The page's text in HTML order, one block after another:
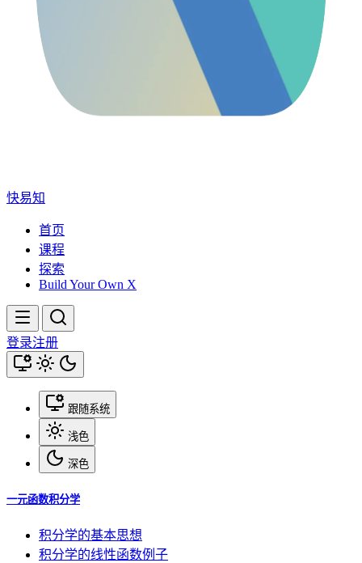
快易知
首页
课程
探索
Build Your Own X
登录注册
跟随系统
浅色
深色
一元函数积分学
积分学的基本思想
积分学的线性函数例子